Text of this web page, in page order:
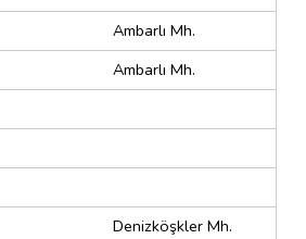
Ambarlı Mh.
Ambarlı Mh.
Denizköşkler Mh.